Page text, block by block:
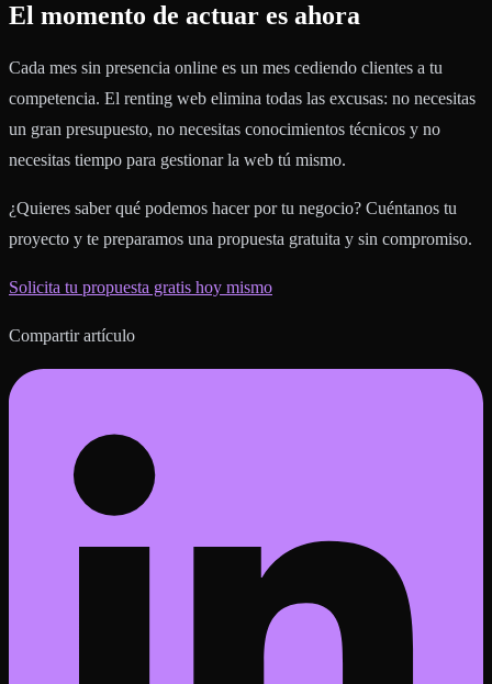
El momento de actuar es ahora
Cada mes sin presencia online es un mes cediendo clientes a tu
competencia. El renting web elimina todas las excusas: no necesitas
un gran presupuesto, no necesitas conocimientos técnicos y no
necesitas tiempo para gestionar la web tú mismo.
¿Quieres saber qué podemos hacer por tu negocio? Cuéntanos tu
proyecto y te preparamos una propuesta gratuita y sin compromiso.
Solicita tu propuesta gratis hoy mismo
Compartir artículo